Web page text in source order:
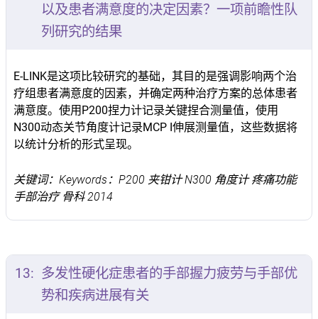
以及患者满意度的决定因素？一项前瞻性队
列研究的结果
E-LINK是这项比较研究的基础，其目的是强调影响两个治
疗组患者满意度的因素，并确定两种治疗方案的总体患者
满意度。使用P200捏力计记录关键捏合测量值，使用
N300动态关节角度计记录MCP I伸展测量值，这些数据将
以统计分析的形式呈现。
关键词：Keywords：P200 夹钳计 N300 角度计 疼痛功能
手部治疗 骨科 2014
13: 多发性硬化症患者的手部握力疲劳与手部优
势和疾病进展有关